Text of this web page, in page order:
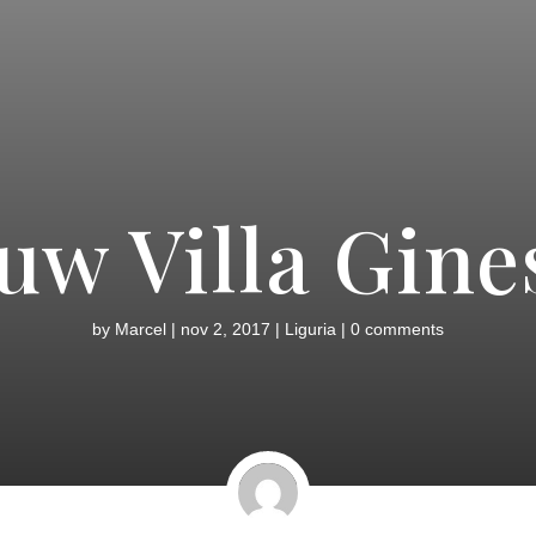
Villa
by Marcel | nov 2, 2017 | Liguria | 0 comments